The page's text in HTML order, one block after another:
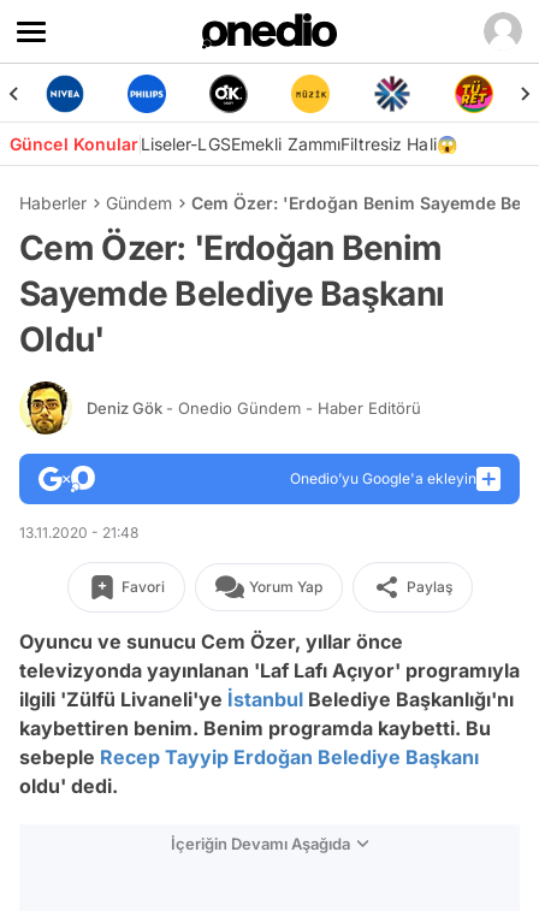
Güncel KonularLiseler-LGSEmekli ZammıFiltresiz Hali😱
Haberler Gündem Cem Özer: 'Erdoğan Benim Sayemde
Cem Özer: 'Erdoğan Benim
Sayemde Belediye Başkanı
Oldu'
Deniz Gök - Onedio Gündem - Haber Editörü
Onedio’yu Google'a ekleyin
13.11.2020 - 21:48
Favori Yorum Yap Paylaş
Oyuncu ve sunucu Cem Özer, yıllar önce
televizyonda yayınlanan 'Laf Lafı Açıyor' programıyla
ilgili 'Zülfü Livaneli'ye İstanbul Belediye Başkanlığı'nı
kaybettiren benim. Benim programda kaybetti. Bu
sebeple Recep Tayyip Erdoğan Belediye Başkanı
oldu' dedi.
İçeriğin Devamı Aşağıda